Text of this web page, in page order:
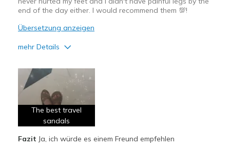
end of the day either. I would recommend them 💯!
Übersetzung anzeigen
mehr Details
Attractive Design
Breathe Well
Comfortable
Geeignete Verwendung
The best travel
sandals
Fazit Ja, ich würde es einem Freund empfehlen